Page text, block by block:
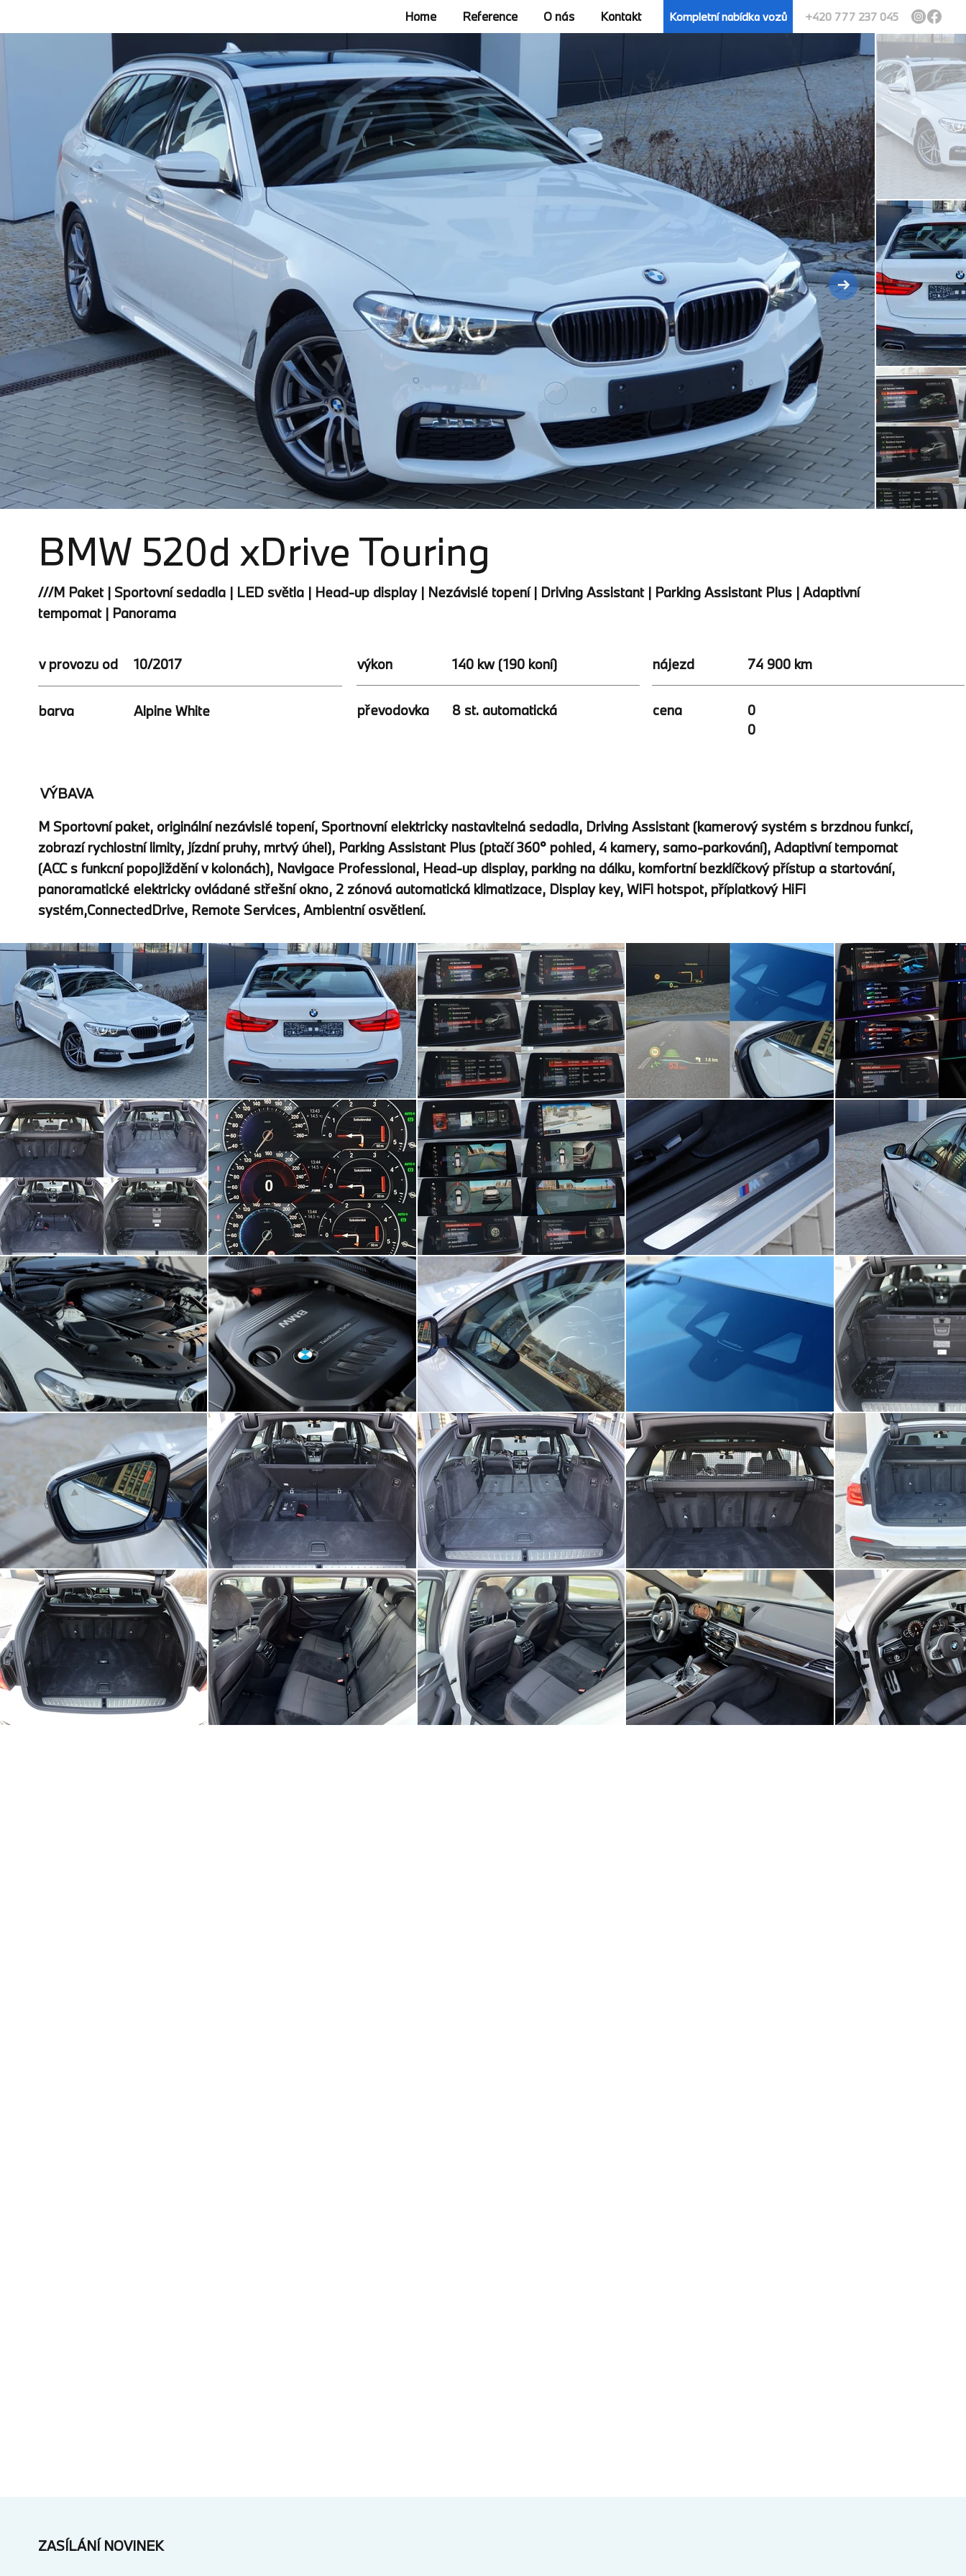
Home Reference O nás Kontakt Kompletní nabídka vozů +420 777 237 045
BMW 520d xDrive Touring
///M Paket | Sportovní sedadla | LED světla | Head-up display | Nezávislé topení | Driving Assistant | Parking Assistant Plus | Adaptivní
tempomat | Panorama
v provozu od 10/2017
barva Alpine White
výkon 140 kw (190 koní)
převodovka 8 st. automatická
nájezd 74 900 km
cena
0
0
VÝBAVA
M Sportovní paket, originální nezávislé topení, Sportnovní elektricky nastavitelná sedadla, Driving Assistant (kamerový systém s brzdnou funkcí,
zobrazí rychlostní limity, jízdní pruhy, mrtvý úhel), Parking Assistant Plus (ptačí 360° pohled, 4 kamery, samo-parkování), Adaptivní tempomat
(ACC s funkcní popojiždění v kolonách), Navigace Professional, Head-up display, parking na dálku, komfortní bezklíčkový přístup a startování,
panoramatické elektricky ovládané střešní okno, 2 zónová automatická klimatizace, Display key, WiFi hotspot, příplatkový HiFi
systém,ConnectedDrive, Remote Services, Ambientní osvětlení.
ZASÍLÁNÍ NOVINEK